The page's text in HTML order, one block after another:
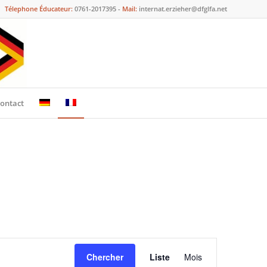
Télephone Éducateur: 0761-2017395 - Mail: internat.erzieher@dfglfa.net
Chercher
de
Liste Mois